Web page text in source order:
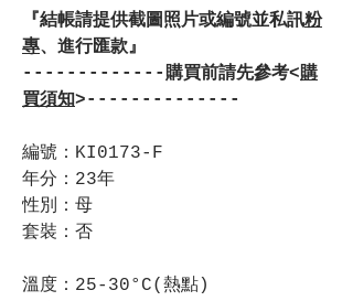
『結帳請提供截圖照片或編號並私訊粉
專、進行匯款』
-------------購買前請先參考<購
買須知>--------------
編號：KI0173-F
年分：23年
性別：母
套裝：否
溫度：25-30°C(熱點)